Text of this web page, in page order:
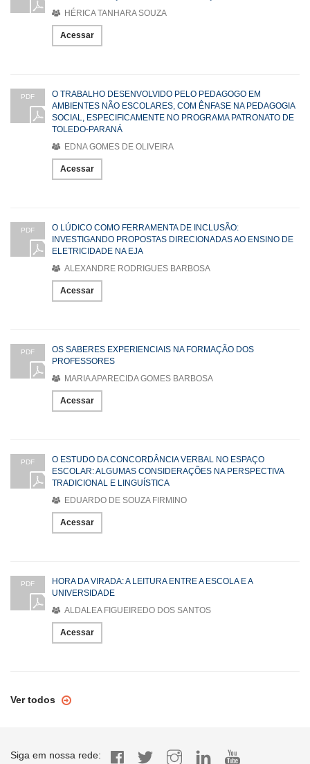
HÉRICA TANHARA SOUZA
Acessar
PDF
O TRABALHO DESENVOLVIDO PELO PEDAGOGO EM
AMBIENTES NÃO ESCOLARES, COM ÊNFASE NA PEDAGOGIA
SOCIAL, ESPECIFICAMENTE NO PROGRAMA PATRONATO DE
TOLEDO-PARANÁ
EDNA GOMES DE OLIVEIRA
Acessar
PDF
O LÚDICO COMO FERRAMENTA DE INCLUSÃO:
INVESTIGANDO PROPOSTAS DIRECIONADAS AO ENSINO DE
ELETRICIDADE NA EJA
ALEXANDRE RODRIGUES BARBOSA
Acessar
PDF
OS SABERES EXPERIENCIAIS NA FORMAÇÃO DOS
PROFESSORES
MARIA APARECIDA GOMES BARBOSA
Acessar
PDF
O ESTUDO DA CONCORDÂNCIA VERBAL NO ESPAÇO
ESCOLAR: ALGUMAS CONSIDERAÇÕES NA PERSPECTIVA
TRADICIONAL E LINGUÍSTICA
EDUARDO DE SOUZA FIRMINO
Acessar
PDF
HORA DA VIRADA: A LEITURA ENTRE A ESCOLA E A
UNIVERSIDADE
ALDALEA FIGUEIREDO DOS SANTOS
Acessar
Ver todos
Siga em nossa rede: